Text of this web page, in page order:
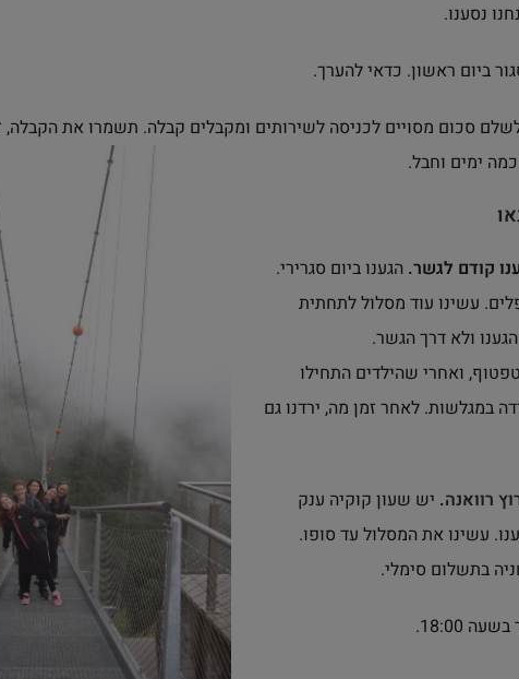
נסענו.
ביום ראשון. כדאי להערך.
סכום מסויים לכניסה לשירותים ומקבלים קבלה. תשמרו את הקבלה,
ימים וחבל.
קודם לגשר. הגענו ביום סגרירי.
עשינו עוד מסלול לתחתית
ולא דרך הגשר.
ואחרי שהילדים התחילו
במגלשות. לאחר זמן מה, ירדנו גם
רוואנה. יש שעון קוקיה ענק
עשינו את המסלול עד סופו.
בתשלום סימלי.
18:00.